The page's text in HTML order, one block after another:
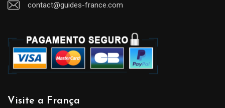
contact@guides-france.com
Visite a França